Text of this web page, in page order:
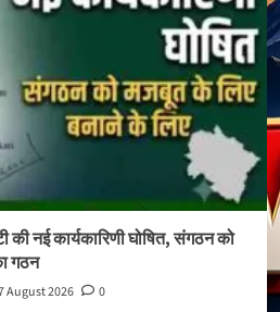
नई कार्यकारिणी घोषित, संगठन को
गठन
August 2026 0